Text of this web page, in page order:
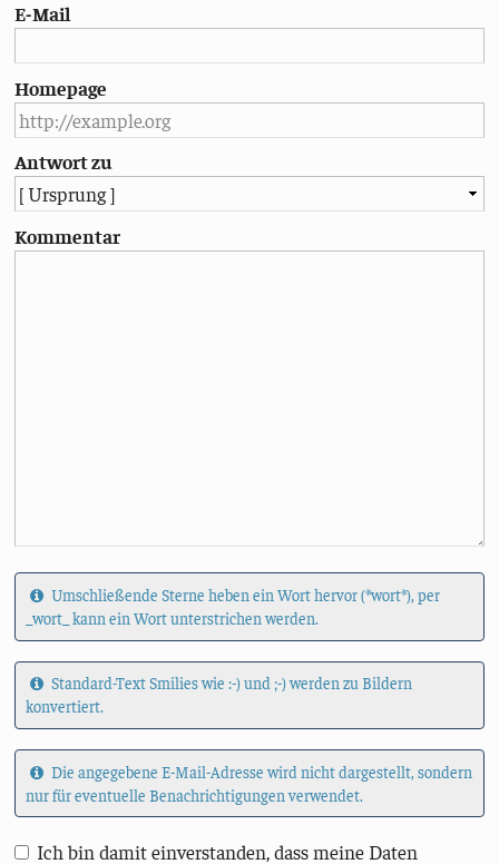
E-Mail
Homepage
Antwort zu
Kommentar
Umschließende Sterne heben ein Wort hervor (*wort*), per
_wort_ kann ein Wort unterstrichen werden.
Standard-Text Smilies wie :-) und ;-) werden zu Bildern
konvertiert.
Die angegebene E-Mail-Adresse wird nicht dargestellt, sondern
nur für eventuelle Benachrichtigungen verwendet.
Ich bin damit einverstanden, dass meine Daten